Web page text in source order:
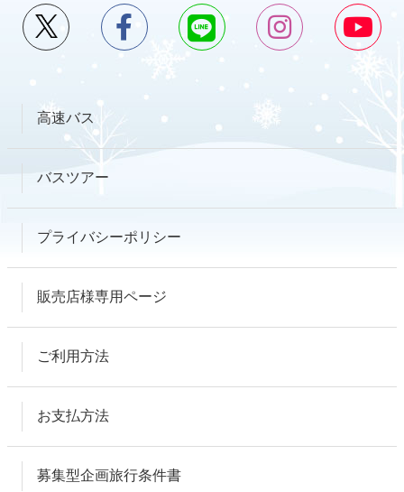
高速バス
バスツアー
プライバシーポリシー
販売店様専用ページ
ご利用方法
お支払方法
募集型企画旅行条件書